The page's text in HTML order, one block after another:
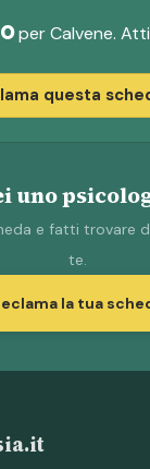
per Calvene.
questa
uno
e fatti trovare
te.
la tua